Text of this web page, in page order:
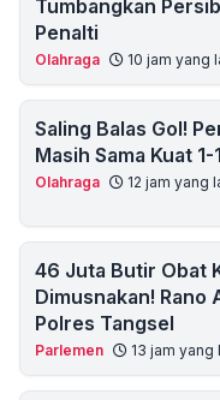
Tumbangkan
Penalti
Olahraga 10 jam yang
Saling Balas Gol!
Masih Sama Kuat
Olahraga 12 jam yang
46 Juta Butir Obat
Dimusnakan! Rano
Polres Tangsel
Parlemen 13 jam yang